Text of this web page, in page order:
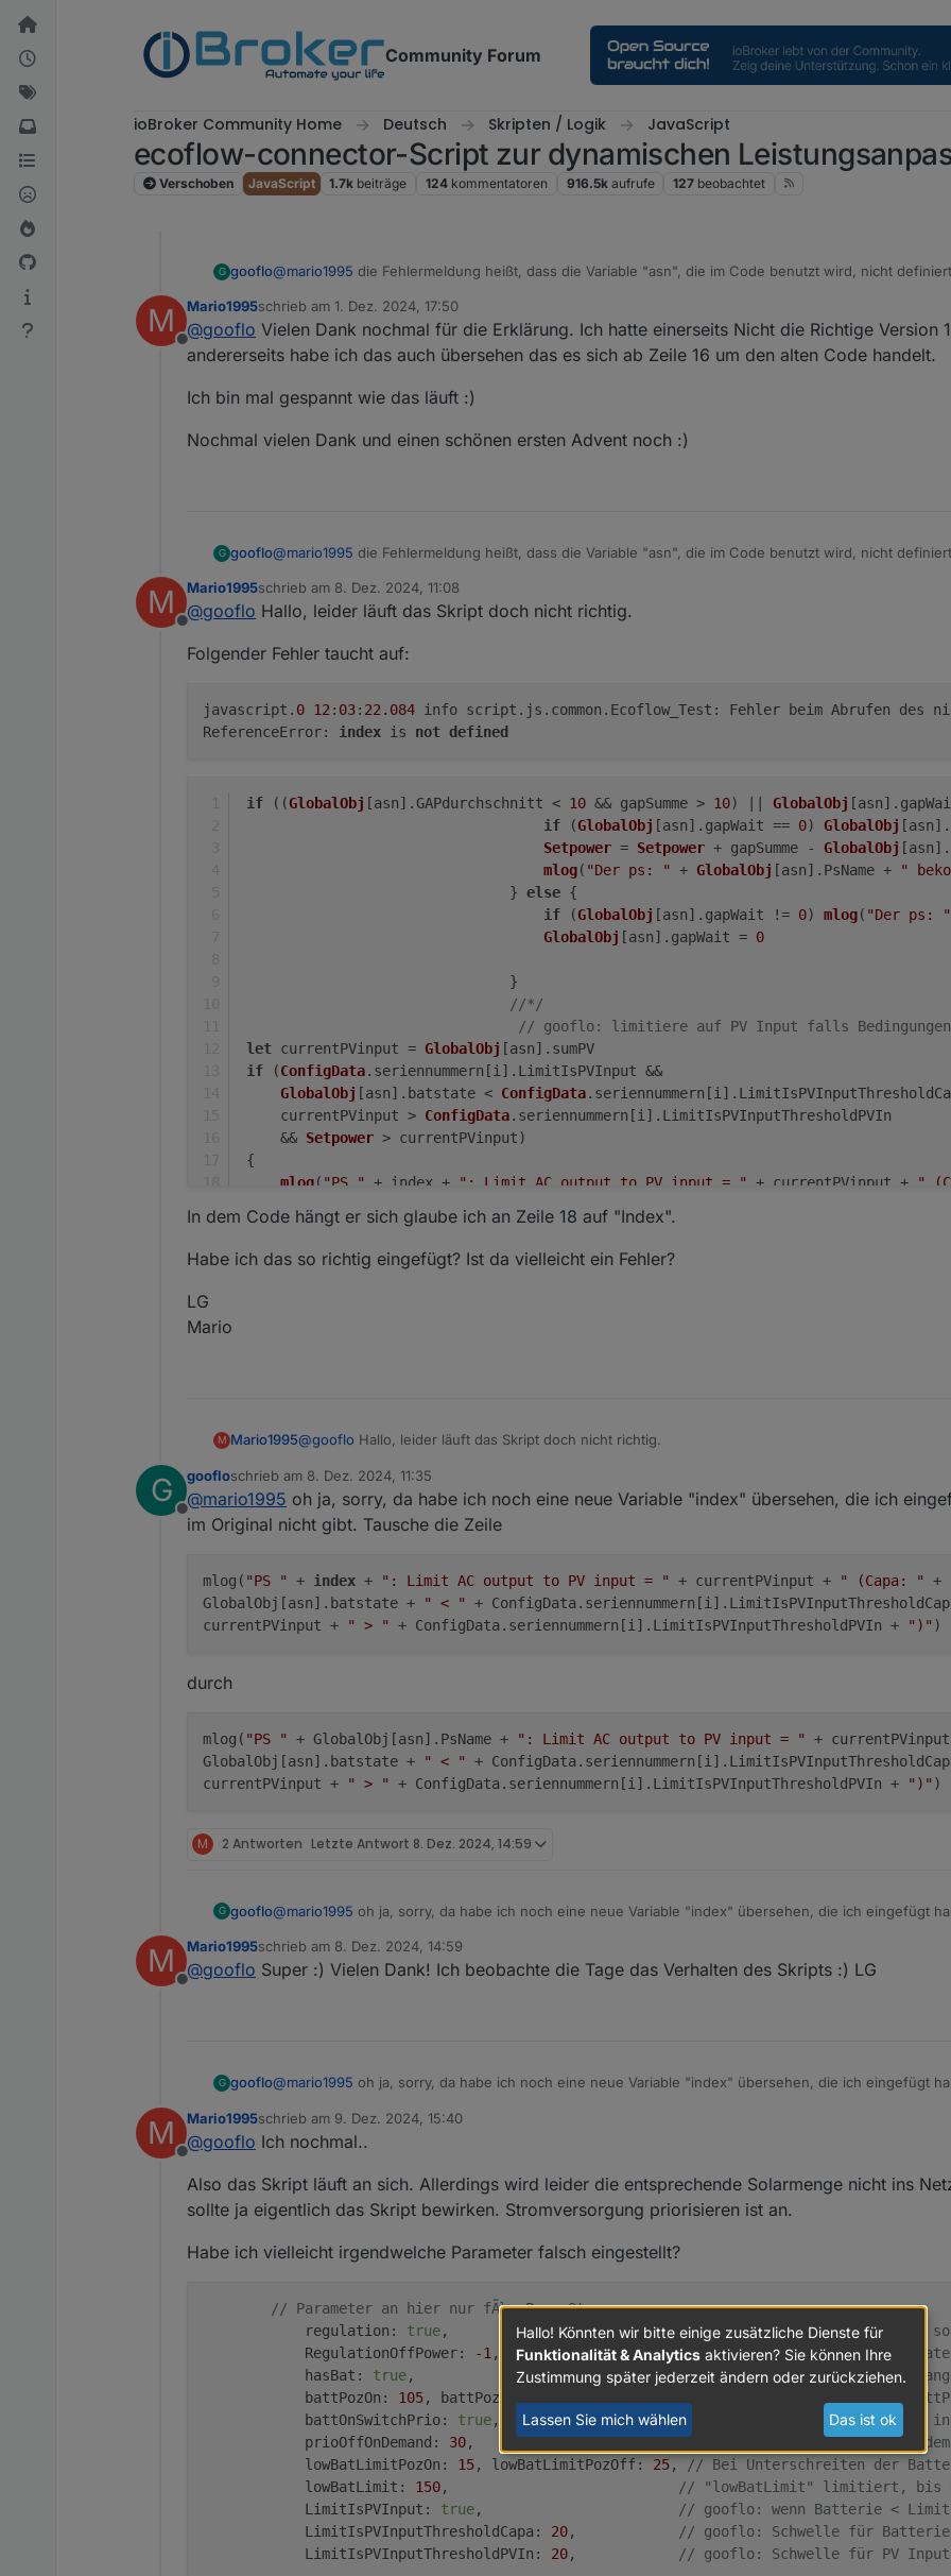
Weiter zum Inhalt
Community Forum
ioBroker Community Home Deutsch Skripten / Logik JavaScript
ecoflow-connector-Script zur dynamischen
Verschoben JavaScript 1.7k beiträge 124 kommentatoren 916.5k aufrufe 127 beobachtet
G gooflo@mario1995 die Fehlermeldung heißt, dass die Variable "asn", die im Code benutzt wird, nicht
dort muss es eingefügt werden und ab Zeile 2676 im Originalskript ist es wieder der alte Code (im
16). Hoffe das hilft. Ansonsten schick mir gerne mal Dein Skript zu (Chat hier im Forum), dann schaue
Du gar nicht die Version 125 als Basis? Dann müsstest Du die Stelle in Deiner Version suchen ...
M
Offline
Mario1995schrieb am 1. Dez. 2024, 17:50
zuletzt editiert von
@gooflo Vielen Dank nochmal für die Erklärung. Ich hatte einerseits Nicht die Richtige Version
andererseits habe ich das auch übersehen das es sich ab Zeile 16 um den alten Code handelt.
Ich bin mal gespannt wie das läuft :)
Nochmal vielen Dank und einen schönen ersten Advent noch :)
G gooflo@mario1995 die Fehlermeldung heißt, dass die Variable "asn", die im Code benutzt wird, nicht
dort muss es eingefügt werden und ab Zeile 2676 im Originalskript ist es wieder der alte Code (im
16). Hoffe das hilft. Ansonsten schick mir gerne mal Dein Skript zu (Chat hier im Forum), dann schaue
M
Offline
Mario1995schrieb am 8. Dez. 2024, 11:08
zuletzt editiert von
@gooflo Hallo, leider läuft das Skript doch nicht richtig.
Folgender Fehler taucht auf:
javascript. 0 12 : 03: 22.084 info script.js.common.Ecoflow_Test: Fehler beim Abrufen des
ReferenceError: index is not defined
if ((GlobalObj [asn].GAPdurchschnitt < 10 && gapSumme > 10) || GlobalObj [asn].
if (GlobalObj [asn]. gapWait == 0) GlobalObj [asn].
Setpower = Setpower + gapSumme - GlobalObj [asn].
mlog( "Der ps: " + GlobalObj [asn]. PsName + "
                                }
else {
if (GlobalObj [asn]. gapWait != 0) mlog( "Der ps: "
GlobalObj [asn]. gapWait = 0
                                }
//*/
// gooflo: limitiere auf PV Input falls
let currentPVinput = GlobalObj [asn]. sumPV
if (ConfigData. seriennummern [i]. LimitIsPVInput &&
GlobalObj [asn]. batstate < ConfigData. seriennummern [i].
     currentPVinput >
ConfigData. seriennummern [i]. LimitIsPVInputThresholdPVIn
     &&
Setpower > currentPVinput)
{
mlog( "PS " + index + ": Limit AC output to PV input = " + currentPVinput + "
Setpower = currentPVinput
     myMaxPower =
Setpower
Setpower > myMaxPower) {
                                        cutoff =
Math
                                    }
                                }
In dem Code hängt er sich glaube ich an Zeile 18 auf "Index".
Habe ich das so richtig eingefügt? Ist da vielleicht ein Fehler?
LG
Mario
M Mario1995@gooflo Hallo, leider läuft das Skript doch nicht richtig.
Folgender Fehler taucht auf:
if (GlobalObj[asn].gapWait == 0)
Setpower = Setpower + gapSumme -
mlog("Der ps: " +
                                //*/
// gooflo: limitiere auf PV Input falls
let currentPVinput = GlobalObj[asn].sumPV
currentPVinput >
mlog("PS " + index + ": Limit AC output to PV input = " +
     cutoff = Math.floor((Setpower - currentPVinput ))
     Setpower = currentPVinput
     myMaxPower = Setpower
} else if (Setpower > myMaxPower) {
                                    Setpower = Setpower + cutoff
                                    if (Setpower > myMaxPower) {
cutoff = Math.floor((Setpower -
                                    }
                                }
In dem Code hängt er sich glaube ich an Zeile 18 auf "Index".
Habe ich das so richtig eingefügt? Ist da vielleicht ein Fehler?
G
Offline
goofloschrieb am 8. Dez. 2024, 11:35
zuletzt editiert von
@mario1995 oh ja, sorry, da habe ich noch eine neue Variable "index" übersehen, die ich
im Original nicht gibt. Tausche die Zeile
mlog( "PS " + index + ": Limit AC output to PV input = " + currentPVinput + " (Capa: "
+
GlobalObj[asn].batstate +
" < " +
currentPVinput +
" > " + ConfigData.seriennummern[i].LimitIsPVInputThresholdPVIn + ")" )
durch
mlog( "PS " + GlobalObj[asn].PsName + ": Limit AC output to PV input = " +
GlobalObj[asn].batstate +
" < " +
currentPVinput +
" > " + ConfigData.seriennummern[i].LimitIsPVInputThresholdPVIn + ")" )
M 2 Antworten Letzte Antwort 8. Dez. 2024, 14:59
G gooflo@mario1995 oh ja, sorry, da habe ich noch eine neue Variable "index" übersehen, die ich eingefügt
M
Offline
Mario1995schrieb am 8. Dez. 2024, 14:59
zuletzt editiert von
@gooflo Super :) Vielen Dank! Ich beobachte die Tage das Verhalten des Skripts :) LG
G gooflo@mario1995 oh ja, sorry, da habe ich noch eine neue Variable "index" übersehen, die ich eingefügt
M
Offline
Mario1995schrieb am 9. Dez. 2024, 15:40
zuletzt editiert von
@gooflo Ich nochmal..
Also das Skript läuft an sich. Allerdings wird leider die entsprechende Solarmenge nicht ins
sollte ja eigentlich das Skript bewirken. Stromversorgung priorisieren ist an.
Habe ich vielleicht irgendwelche Parameter falsch eingestellt?
// Parameter an hier nur fÃ¼r PowerStream.
            regulation:
true, // "true": Dieser PowerStream
            RegulationOffPower:
-1 , // Wird die Regulation per
            hasBat:
true, // "true": Eine Batterie ist
            battPozOn:
105, battPozOff:
// Wenn die Batterie bei
            battOnSwitchPrio:
true, // "true": Bei battPozOn wird in
            prioOffOnDemand:
30, // Wattwert des Bedarfs, bei
            lowBatLimitPozOn:
15, lowBatLimitPozOff: 25,
// Bei Unterschreiten der
            lowBatLimit:
150,
// "lowBatLimit" limitiert, bis
            LimitIsPVInput:
true,
// gooflo: wenn Batterie <
            LimitIsPVInputThresholdCapa:
20,
// gooflo: Schwelle für
            LimitIsPVInputThresholdPVIn:
20, // gooflo: Schwelle für PV
Hallo! Könnten wir bitte einige zusätzliche Dienste für
Funktionalität & Analytics aktivieren? Sie können Ihre
Zustimmung später jederzeit ändern oder zurückziehen.
Lassen Sie mich wählen Das ist ok